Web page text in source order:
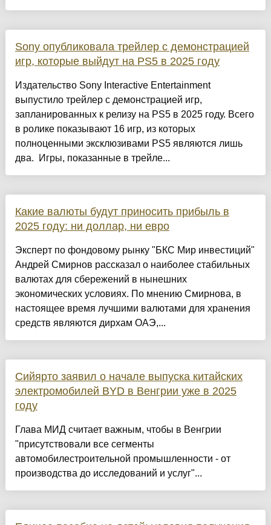
Sony опубликовала трейлер с демонстрацией
игр, которые выйдут на PS5 в 2025 году
Издательство Sony Interactive Entertainment
выпустило трейлер с демонстрацией игр,
запланированных к релизу на PS5 в 2025 году. Всего
в ролике показывают 16 игр, из которых
полноценными эксклюзивами PS5 являются лишь
два. Игры, показанные в трейле...
Какие валюты будут приносить прибыль в
2025 году: ни доллар, ни евро
Эксперт по фондовому рынку "БКС Мир инвестиций"
Андрей Смирнов рассказал о наиболее стабильных
валютах для сбережений в нынешних
экономических условиях. По мнению Смирнова, в
настоящее время лучшими валютами для хранения
средств являются дирхам ОАЭ,...
Сийярто заявил о начале выпуска китайских
электромобилей BYD в Венгрии уже в 2025
году
Глава МИД считает важным, чтобы в Венгрии
"присутствовали все сегменты
автомобилестроительной промышленности - от
производства до исследований и услуг"...